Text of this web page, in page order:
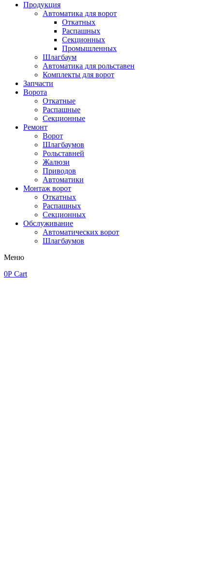
Продукция
Автоматика для ворот
Откатных
Распашных
Секционных
Промышленных
Шлагбаум
Автоматика для рольставен
Комплекты для ворот
Запчасти
Ворота
Откатные
Распашные
Секционные
Ремонт
Ворот
Шлагбаумов
Рольставней
Жалюзи
Приводов
Автоматики
Монтаж ворот
Откатных
Распашных
Секционных
Обслуживание
Автоматических ворот
Шлагбаумов
Меню
0Р Cart